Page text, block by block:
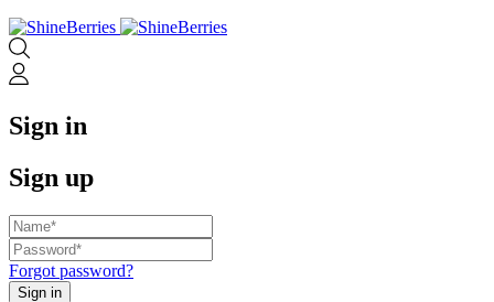
Sign in
Sign up
Forgot password?